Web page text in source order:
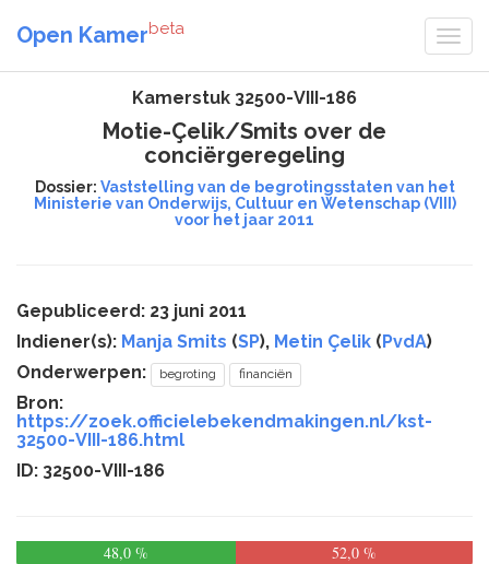
Open Kamerbeta
Kamerstuk 32500-VIII-186
Motie-Çelik/Smits over de
conciërgeregeling
Dossier: Vaststelling van de begrotingsstaten van het
Ministerie van Onderwijs, Cultuur en Wetenschap (VIII)
voor het jaar 2011
Gepubliceerd: 23 juni 2011
Indiener(s): Manja Smits (SP), Metin Çelik (PvdA)
Onderwerpen:
begroting financiën
Bron:
https://zoek.officielebekendmakingen.nl/kst-
32500-VIII-186.html
ID: 32500-VIII-186
48,0 % 52,0 %